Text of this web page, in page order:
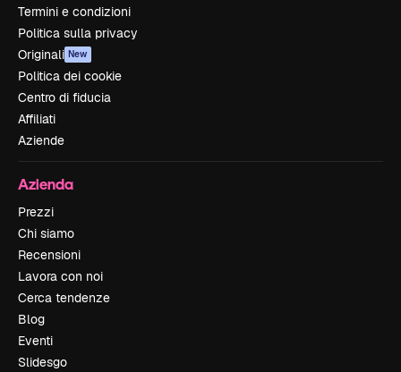
Termini e condizioni
Politica sulla privacy
Originali New
Politica dei cookie
Centro di fiducia
Affiliati
Aziende
Azienda
Prezzi
Chi siamo
Recensioni
Lavora con noi
Cerca tendenze
Blog
Eventi
Slidesgo